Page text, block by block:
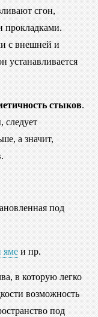
сгон,
прокладками.
с внешней и
устанавливается
стыков.
следует
а значит,
под
яме и пр.
в которую легко
возможность
под